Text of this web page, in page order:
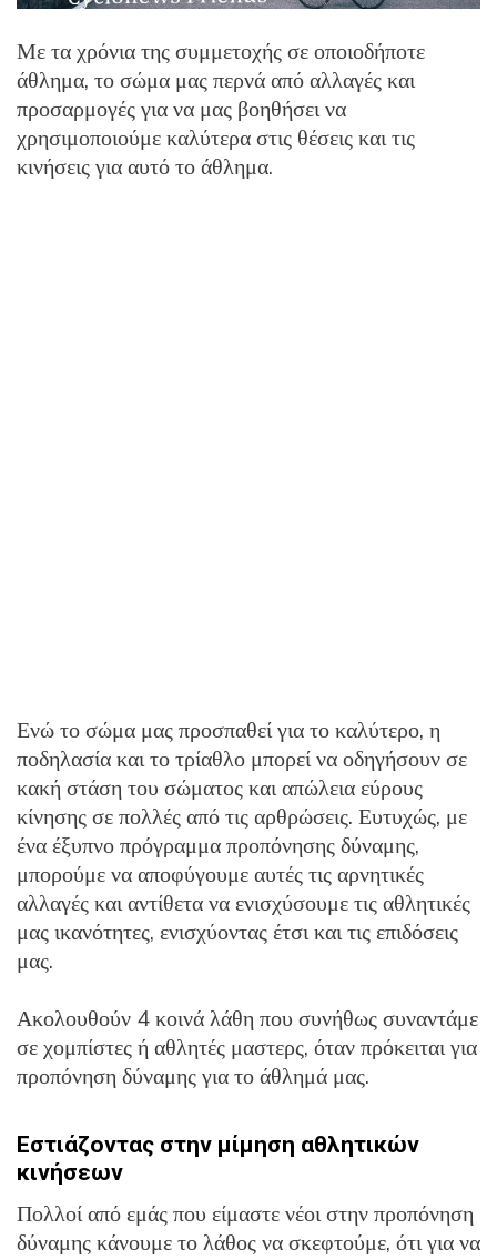
Με τα χρόνια της συμμετοχής σε οποιοδήποτε
άθλημα, το σώμα μας περνά από αλλαγές και
προσαρμογές για να μας βοηθήσει να
χρησιμοποιούμε καλύτερα στις θέσεις και τις
κινήσεις για αυτό το άθλημα.
Ενώ το σώμα μας προσπαθεί για το καλύτερο, η
ποδηλασία και το τρίαθλο μπορεί να οδηγήσουν σε
κακή στάση του σώματος και απώλεια εύρους
κίνησης σε πολλές από τις αρθρώσεις. Ευτυχώς, με
ένα έξυπνο πρόγραμμα προπόνησης δύναμης,
μπορούμε να αποφύγουμε αυτές τις αρνητικές
αλλαγές και αντίθετα να ενισχύσουμε τις αθλητικές
μας ικανότητες, ενισχύοντας έτσι και τις επιδόσεις
μας.
Ακολουθούν 4 κοινά λάθη που συνήθως συναντάμε
σε χομπίστες ή αθλητές μαστερς, όταν πρόκειται για
προπόνηση δύναμης για το άθλημά μας.
Εστιάζοντας στην μίμηση αθλητικών
κινήσεων
Πολλοί από εμάς που είμαστε νέοι στην προπόνηση
δύναμης κάνουμε το λάθος να σκεφτούμε, ότι για να